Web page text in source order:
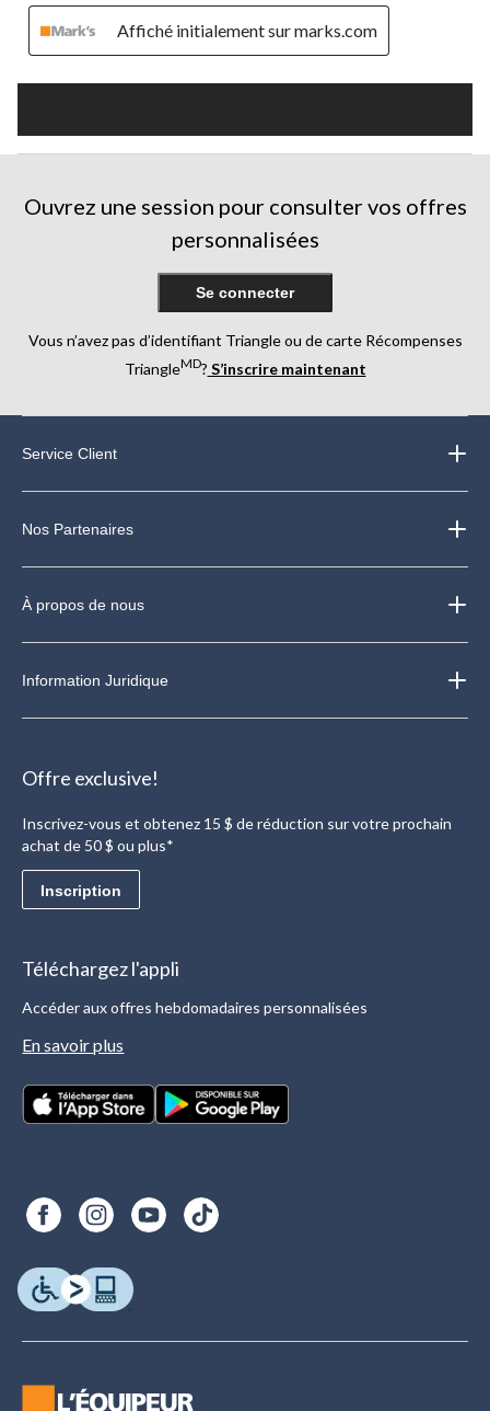
Affiché initialement sur marks.com
Ouvrez une session pour consulter vos offres
personnalisées
Se connecter
Vous n’avez pas d’identifiant Triangle ou de carte Récompenses
TriangleMD? S’inscrire maintenant
Service Client
Nos Partenaires
À propos de nous
Information Juridique
Offre exclusive!
Inscrivez-vous et obtenez 15 $ de réduction sur votre prochain
achat de 50 $ ou plus*
Inscription
Téléchargez l'appli
Accéder aux offres hebdomadaires personnalisées
En savoir plus